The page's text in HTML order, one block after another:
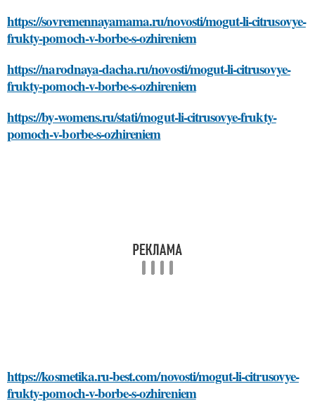
https://sovremennayamama.ru/novosti/mogut-li-citrusovye-
frukty-pomoch-v-borbe-s-ozhireniem
https://narodnaya-dacha.ru/novosti/mogut-li-citrusovye-
frukty-pomoch-v-borbe-s-ozhireniem
https://by-womens.ru/stati/mogut-li-citrusovye-frukty-
pomoch-v-borbe-s-ozhireniem
https://kosmetika.ru-best.com/novosti/mogut-li-citrusovye-
frukty-pomoch-v-borbe-s-ozhireniem